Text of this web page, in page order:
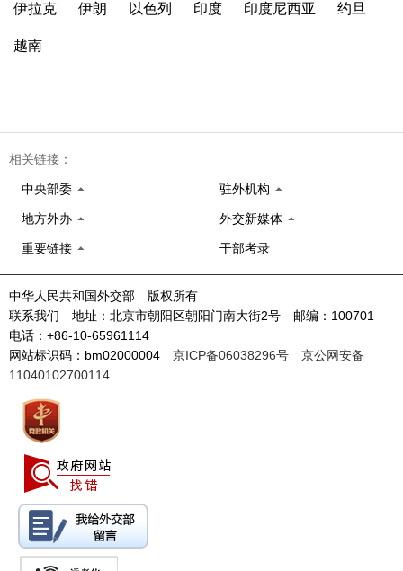
伊拉克 伊朗 以色列 印度 印度尼西亚 约旦
越南
相关链接：
中央部委 驻外机构
地方外办 外交新媒体
重要链接 干部考录
中华人民共和国外交部 版权所有
联系我们 地址：北京市朝阳区朝阳门南大街2号 邮编：100701
电话：+86-10-65961114
网站标识码：bm02000004 京ICP备06038296号
京公网安备
11040102700114